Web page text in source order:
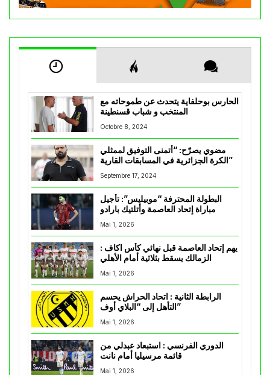
الحارس بوحلفاية يتحدث عن طموحاته مع
المنتخب و شباب قسنطينة
Octobre 8, 2024
مضوي يصرّح: “أتمنى التوفيق لممثلي
الكرة الجزائرية في المسابقات القارية”
Septembre 17, 2024
البطولة المحترفة “موبيليس”: تأجيل
مباراة إتحاد العاصمة وأتلتيك بارادو
Mai 1, 2026
يهم إتحاد العاصمة قبل نهائي كأس اكاف :
Mai 1, 2026
الرابطة الثانية : اتحاد الحراش يحسم
التأهل إلى “البلاي أوف”
Mai 1, 2026
الدوري الفرنسي : استبعاد عبدلي من
قائمة مرسيليا أمام نانت
Mai 1, 2026